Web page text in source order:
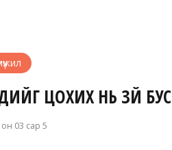
ЦОХИХ НЬ ЗҮЙ
03 сар 5